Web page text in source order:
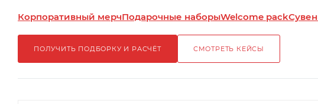
Корпоративный мерчПодарочные наборыWelcome pack
ПОЛУЧИТЬ ПОДБОРКУ И РАСЧЁТ СМОТРЕТЬ КЕЙСЫ